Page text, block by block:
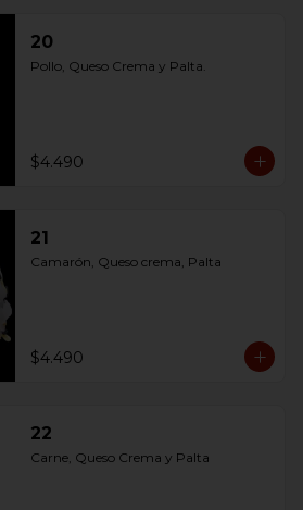
20
Pollo, Queso Crema y Palta.
$4.490
21
Camarón, Queso crema, Palta
$4.490
22
Carne, Queso Crema y Palta